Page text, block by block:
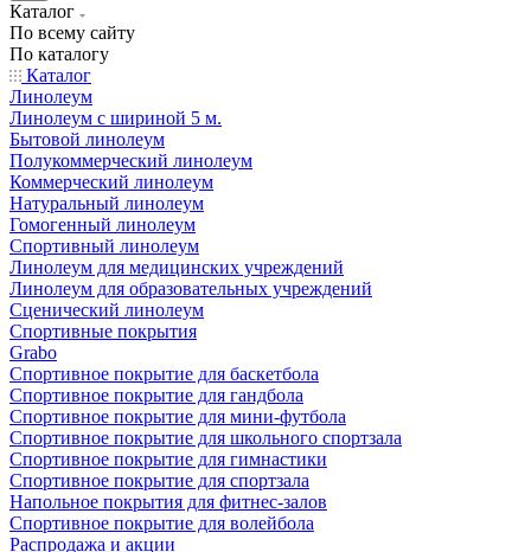
Каталог
По всему сайту
По каталогу
Каталог
Линолеум
Линолеум с шириной 5 м.
Бытовой линолеум
Полукоммерческий линолеум
Коммерческий линолеум
Натуральный линолеум
Гомогенный линолеум
Спортивный линолеум
Линолеум для медицинских учреждений
Линолеум для образовательных учреждений
Сценический линолеум
Спортивные покрытия
Grabo
Спортивное покрытие для баскетбола
Спортивное покрытие для гандбола
Спортивное покрытие для мини-футбола
Спортивное покрытие для школьного спортзала
Спортивное покрытие для гимнастики
Спортивное покрытие для спортзала
Напольное покрытия для фитнес-залов
Спортивное покрытие для волейбола
Распродажа и акции